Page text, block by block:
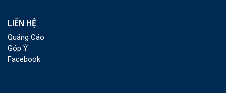
LIÊN HỆ
Quảng Cáo
Góp Ý
Facebook